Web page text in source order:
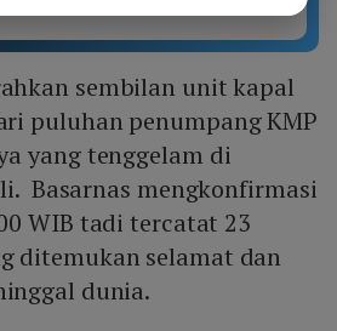
sembilan unit kapal
puluhan penumpang KMP
yang tenggelam di
Basarnas mengkonfirmasi
WIB tadi tercatat 23
ditemukan selamat dan
dunia.